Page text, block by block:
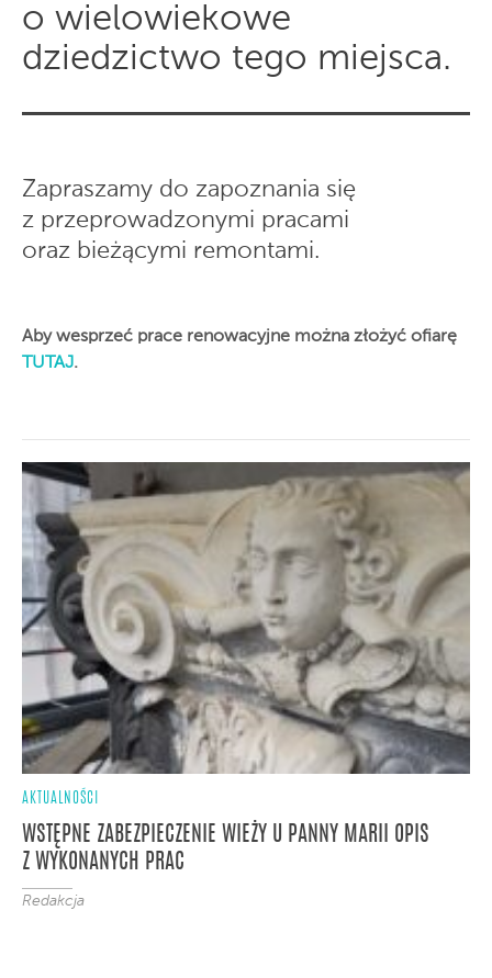
o wielowiekowe
dziedzictwo tego miejsca.
Zapraszamy do zapoznania się
z przeprowadzonymi pracami
oraz bieżącymi remontami.
Aby wesprzeć prace renowacyjne można złożyć ofiarę
TUTAJ.
AKTUALNOŚCI
WSTĘPNE ZABEZPIECZENIE WIEŻY U PANNY MARII OPIS
Z WYKONANYCH PRAC
Redakcja